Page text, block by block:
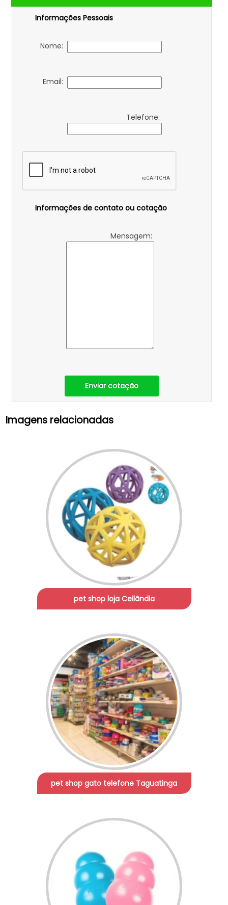
Informações Pessoais
Nome:
Email:
Telefone:
Informações de contato ou cotação
Mensagem:
Enviar cotação
Imagens relacionadas
pet shop loja Ceilândia
pet shop gato telefone Taguatinga